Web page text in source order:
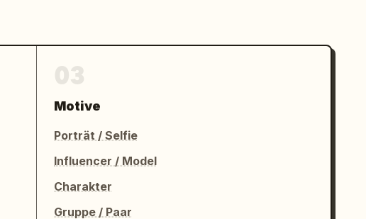
Motive
Porträt / Selfie
Influencer / Model
Charakter
Gruppe / Paar